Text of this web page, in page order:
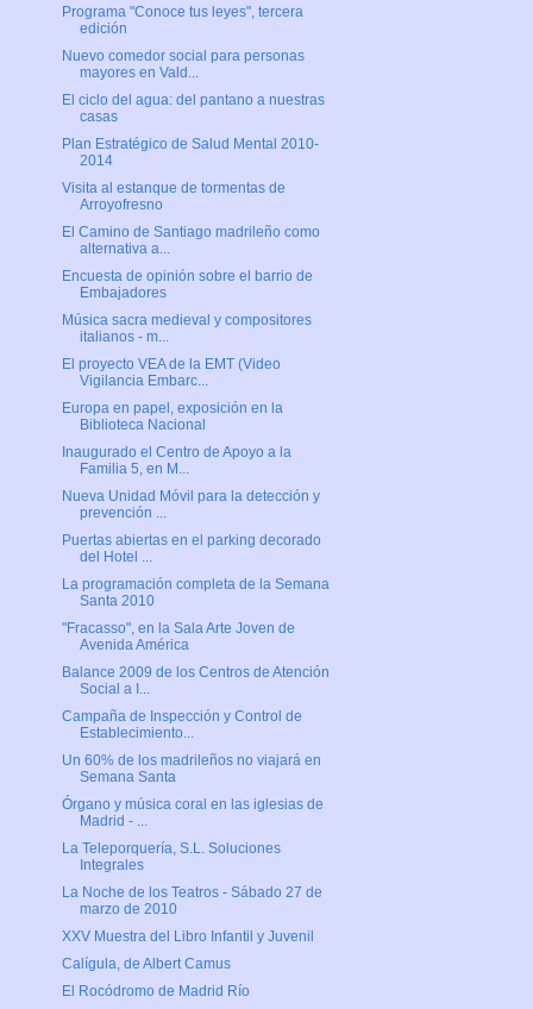
Programa "Conoce tus leyes", tercera
edición
Nuevo comedor social para personas
mayores en Vald...
El ciclo del agua: del pantano a nuestras
casas
Plan Estratégico de Salud Mental 2010-
2014
Visita al estanque de tormentas de
Arroyofresno
El Camino de Santiago madrileño como
alternativa a...
Encuesta de opinión sobre el barrio de
Embajadores
Música sacra medieval y compositores
italianos - m...
El proyecto VEA de la EMT (Video
Vigilancia Embarc...
Europa en papel, exposición en la
Biblioteca Nacional
Inaugurado el Centro de Apoyo a la
Familia 5, en M...
Nueva Unidad Móvil para la detección y
prevención ...
Puertas abiertas en el parking decorado
del Hotel ...
La programación completa de la Semana
Santa 2010
"Fracasso", en la Sala Arte Joven de
Avenida América
Balance 2009 de los Centros de Atención
Social a I...
Campaña de Inspección y Control de
Establecimiento...
Un 60% de los madrileños no viajará en
Semana Santa
Órgano y música coral en las iglesias de
Madrid - ...
La Teleporquería, S.L. Soluciones
Integrales
La Noche de los Teatros - Sábado 27 de
marzo de 2010
XXV Muestra del Libro Infantil y Juvenil
Calígula, de Albert Camus
El Rocódromo de Madrid Río